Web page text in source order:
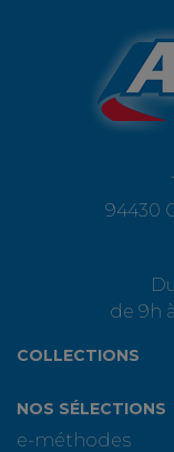
94430
de 9h
COLLECTIONS
NOS SÉLECTIONS
e-méthodes